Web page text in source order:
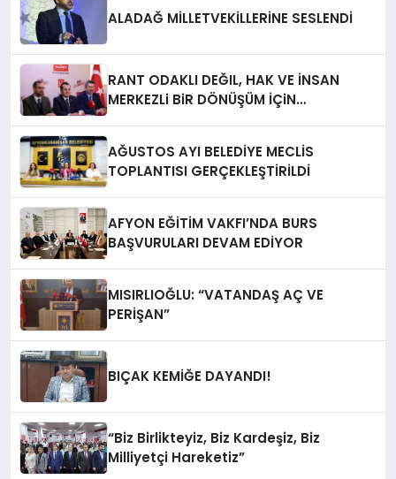
ALADAĞ MİLLETVEKİLLERİNE SESLENDİ
RANT ODAKLI DEĞIL, HAK VE İNSAN
MERKEZLi BiR DÖNÜŞÜM İÇiN
AĞUSTOS AYI BELEDİYE MECLİS
TOPLANTISI GERÇEKLEŞTİRİLDİ
AFYON EĞİTİM VAKFI’NDA BURS
BAŞVURULARI DEVAM EDİYOR
MISIRLIOĞLU: “VATANDAŞ AÇ VE
PERİŞAN”
BIÇAK KEMİĞE DAYANDI!
“Biz Birlikteyiz, Biz Kardeşiz, Biz
Milliyetçi Hareketiz”